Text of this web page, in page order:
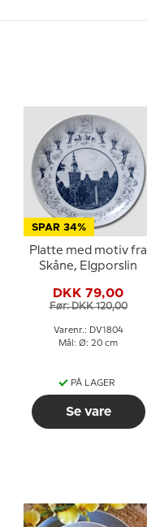
SPAR 34%
Platte med motiv fra
Skåne, Elgporslin
DKK 79,00
Før: DKK 120,00
Varenr.: DV1804
Mål: Ø: 20 cm
PÅ LAGER
Se vare